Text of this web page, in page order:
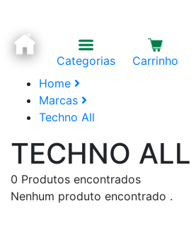
Categorias Carrinho
Home
Marcas
Techno All
TECHNO ALL
0 Produtos encontrados
Nenhum produto encontrado .